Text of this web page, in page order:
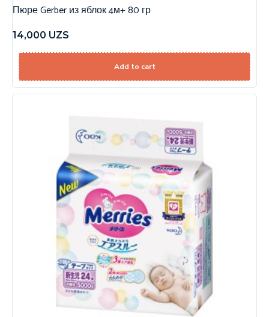
Пюре Gerber из яблок 4м+ 80 гр
14,000 UZS
Add to cart